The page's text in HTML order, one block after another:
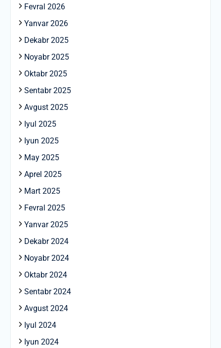
Fevral 2026
Yanvar 2026
Dekabr 2025
Noyabr 2025
Oktabr 2025
Sentabr 2025
Avgust 2025
Iyul 2025
Iyun 2025
May 2025
Aprel 2025
Mart 2025
Fevral 2025
Yanvar 2025
Dekabr 2024
Noyabr 2024
Oktabr 2024
Sentabr 2024
Avgust 2024
Iyul 2024
Iyun 2024